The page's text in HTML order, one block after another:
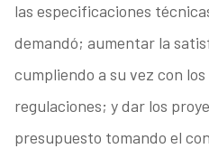
las especificaciones
demandó; aumentar la
cumpliendo a su vez con
regulaciones; y dar los
presupuesto tomando el